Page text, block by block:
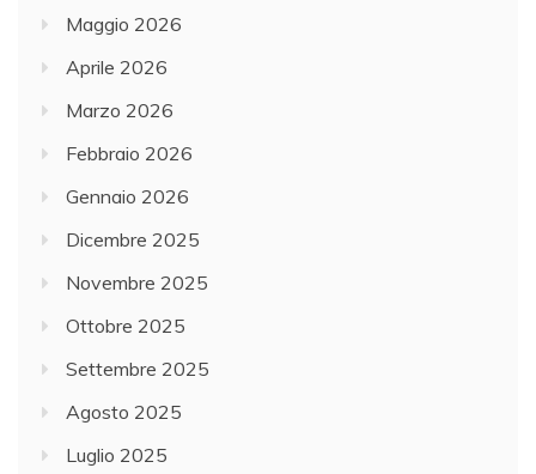
Maggio 2026
Aprile 2026
Marzo 2026
Febbraio 2026
Gennaio 2026
Dicembre 2025
Novembre 2025
Ottobre 2025
Settembre 2025
Agosto 2025
Luglio 2025